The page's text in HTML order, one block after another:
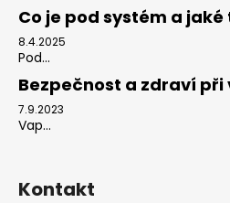
Co je pod systém a
8.4.2025
Pod...
Bezpečnost a zdraví
7.9.2023
Vap...
Kontakt